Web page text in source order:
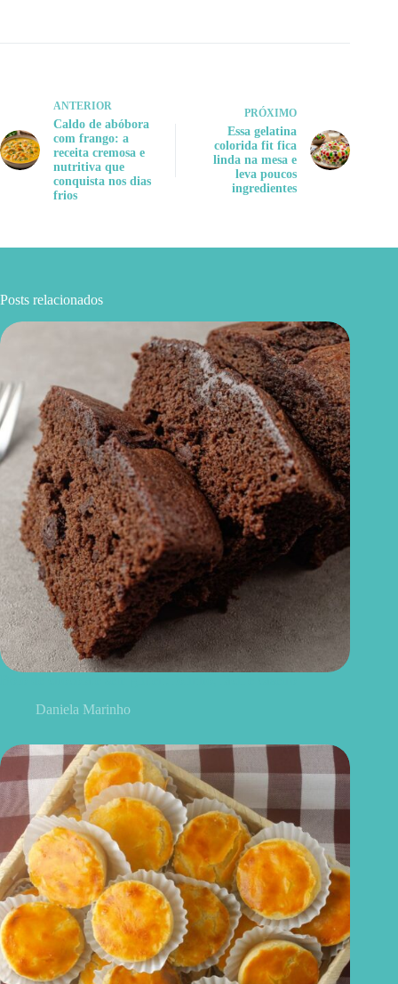
ANTERIOR
Caldo de abóbora
com frango: a
receita cremosa e
nutritiva que
conquista nos dias
frios
PRÓXIMO
Essa gelatina
colorida fit fica
linda na mesa e
leva poucos
ingredientes
Posts relacionados
Daniela Marinho